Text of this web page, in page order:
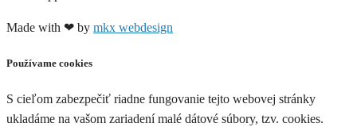
Made with ❤ by mkx webdesign
Používame cookies
S cieľom zabezpečiť riadne fungovanie tejto webovej stránky
ukladáme na vašom zariadení malé dátové súbory, tzv. cookies.